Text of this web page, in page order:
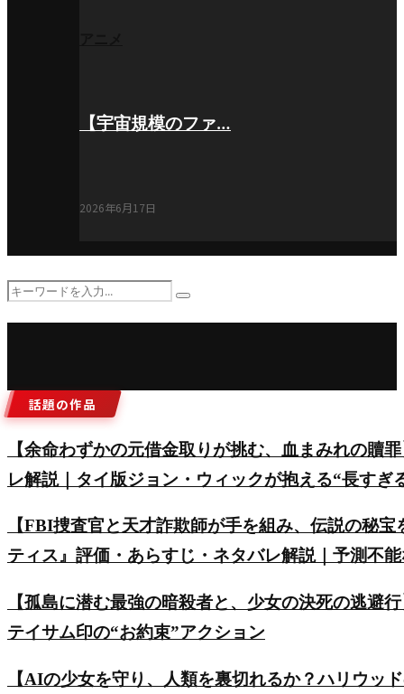
【宇宙規模のファ…
2026年6月17日
Search
Search
話題の作品
【余命わずかの元借金取りが挑む、血まみれの贖
レ解説｜タイ版ジョン・ウィックが抱える“長すぎ
【FBI捜査官と天才詐欺師が手を組み、伝説の秘
ティス』評価・あらすじ・ネタバレ解説｜予測不
【孤島に潜む最強の暗殺者と、少女の決死の逃避
テイサム印の“お約束”アクション
【AIの少女を守り、人類を裏切れるか？ハリウッ